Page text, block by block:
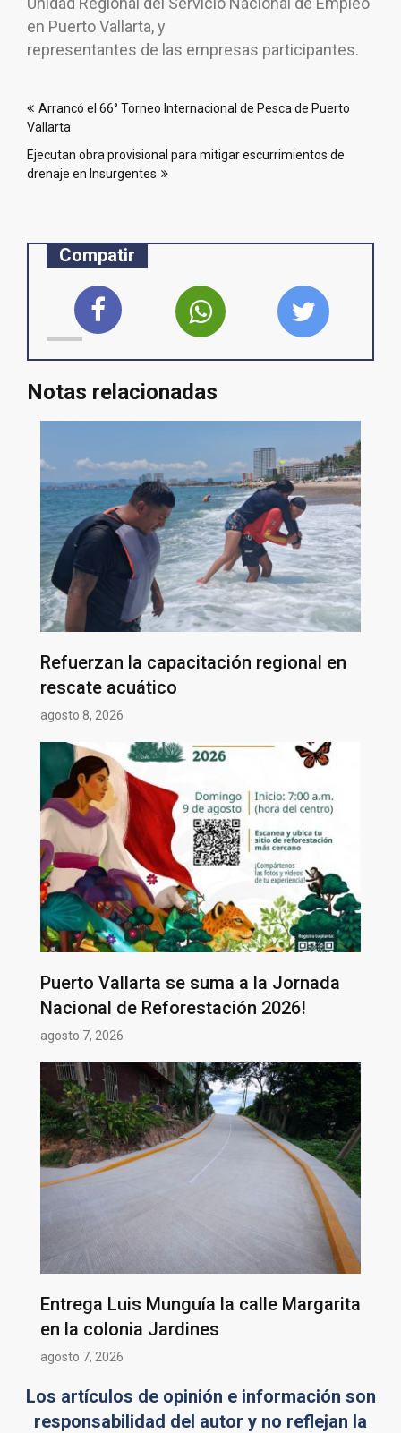
en Puerto Vallarta, y
representantes de las empresas participantes.
de
entradas
Arrancó el 66° Torneo Internacional de Pesca de Puerto
Vallarta
Ejecutan obra provisional para mitigar escurrimientos de
drenaje en Insurgentes
Compatir
Notas relacionadas
Refuerzan la capacitación regional en
rescate acuático
agosto 8, 2026
Puerto Vallarta se suma a la Jornada
Nacional de Reforestación 2026!
agosto 7, 2026
Entrega Luis Munguía la calle Margarita
en la colonia Jardines
agosto 7, 2026
Los artículos de opinión e información son
responsabilidad del autor y no reflejan la